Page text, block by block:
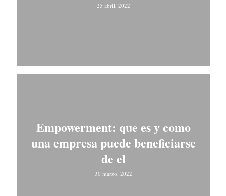
25 abril, 2022
Empowerment: que es y como
una empresa puede beneficiarse
de el
30 marzo, 2022